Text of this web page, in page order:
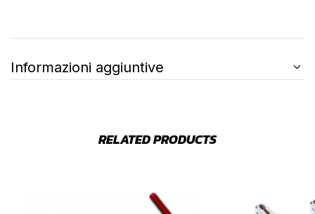
Informazioni aggiuntive
RELATED PRODUCTS